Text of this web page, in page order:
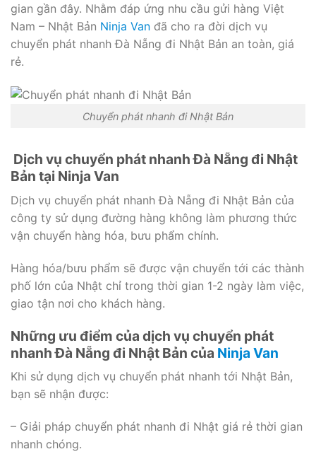
gian gần đây. Nhằm đáp ứng nhu cầu gửi hàng Việt
Nam – Nhật Bản Ninja Van đã cho ra đời dịch vụ
chuyển phát nhanh Đà Nẵng đi Nhật Bản an toàn, giá
rẻ.
Chuyển phát nhanh đi Nhật Bản
Dịch vụ chuyển phát nhanh Đà Nẵng đi Nhật
Bản tại Ninja Van
Dịch vụ chuyển phát nhanh Đà Nẵng đi Nhật Bản của
công ty sử dụng đường hàng không làm phương thức
vận chuyển hàng hóa, bưu phẩm chính.
Hàng hóa/bưu phẩm sẽ được vận chuyển tới các thành
phố lớn của Nhật chỉ trong thời gian 1-2 ngày làm việc,
giao tận nơi cho khách hàng.
Những ưu điểm của dịch vụ chuyển phát
nhanh Đà Nẵng đi Nhật Bản của Ninja Van
Khi sử dụng dịch vụ chuyển phát nhanh tới Nhật Bản,
bạn sẽ nhận được:
– Giải pháp chuyển phát nhanh đi Nhật giá rẻ thời gian
nhanh chóng.